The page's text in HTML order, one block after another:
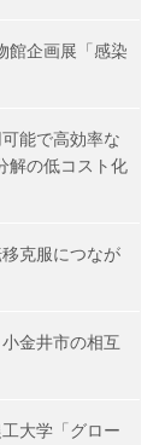
館企画展「感染
能で高効率な
解の低コスト化
克服につなが
金井市の相互
大学「グロー